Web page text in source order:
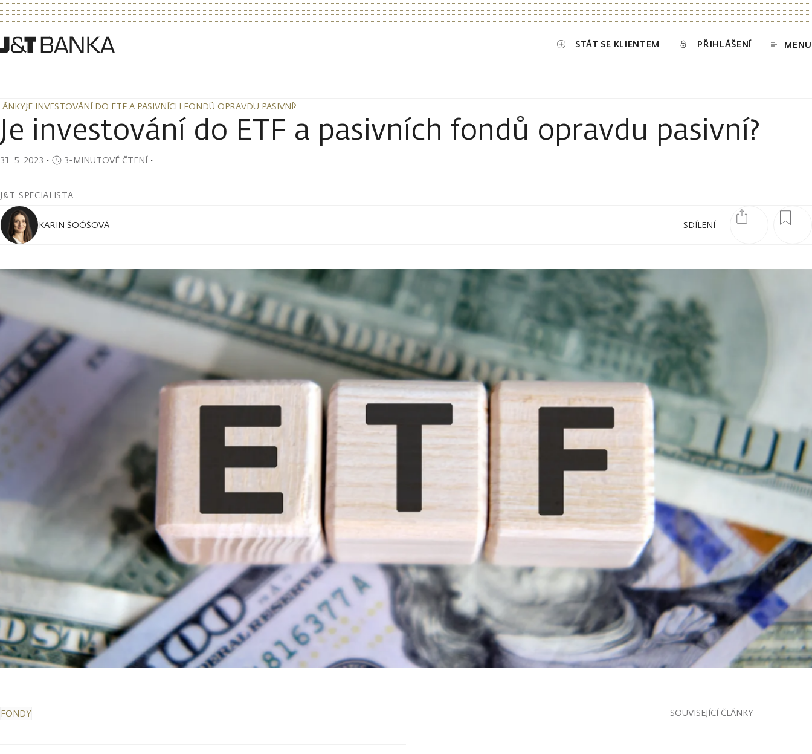
STÁT SE KLIENTEM PŘIHLÁŠENÍ MENU
JE INVESTOVÁNÍ DO ETF A PASIVNÍCH FONDŮ OPRAVDU PASIVNÍ?
Je investování do ETF a pasivních fondů opravdu pasivní?
31. 5. 2023 ・ 3-MINUTOVÉ ČTENÍ・
J&T SPECIALISTA
SDÍLENÍ
KARIN ŠOÓŠOVÁ
FONDY SOUVISEJÍCÍ ČLÁNKY